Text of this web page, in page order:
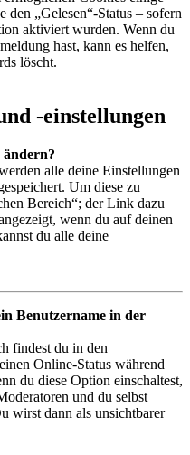
„Gelesen“-Status – sofern
aktiviert wurden. Wenn du
hast, kann es helfen,
löscht.
-einstellungen
ändern?
alle deine Einstellungen
Um diese zu
Bereich“; der Link dazu
wenn du auf deinen
du alle deine
Benutzername in der
findest du in den
Online-Status während
du diese Option einschaltest,
und du selbst
wirst dann als unsichtbarer